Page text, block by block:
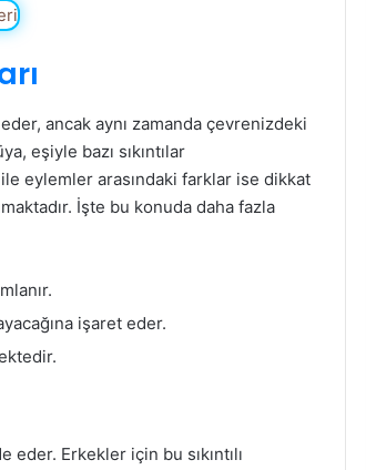
ancak aynı zamanda çevrenizdeki
eşiyle bazı sıkıntılar
eylemler arasındaki farklar ise dikkat
İşte bu konuda daha fazla
işaret eder.
Erkekler için bu sıkıntılı